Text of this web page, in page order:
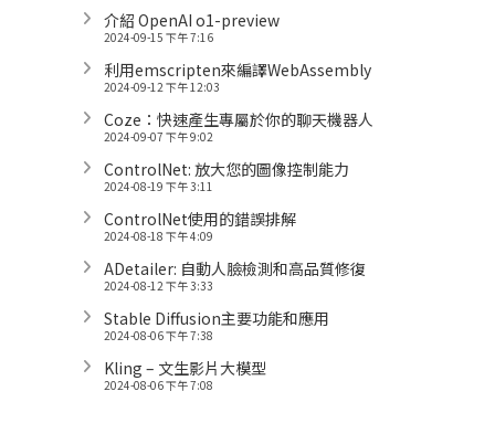
介紹 OpenAI o1-preview
2024-09-15 下午 7:16
利用emscripten來編譯WebAssembly
2024-09-12 下午 12:03
Coze：快速產生專屬於你的聊天機器人
2024-09-07 下午 9:02
ControlNet: 放大您的圖像控制能力
2024-08-19 下午 3:11
ControlNet使用的錯誤排解
2024-08-18 下午 4:09
ADetailer: 自動人臉檢測和高品質修復
2024-08-12 下午 3:33
Stable Diffusion主要功能和應用
2024-08-06 下午 7:38
Kling – 文生影片大模型
2024-08-06 下午 7:08